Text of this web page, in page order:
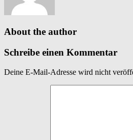
About the author
Schreibe einen Kommentar
Deine E-Mail-Adresse wird nicht